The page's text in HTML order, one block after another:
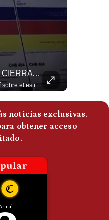
¿Qué Pasa Si Irán CIERRA El Estrecho De Ormuz? | #radar24
Un eventual control iraní sobre el estrecho de Ormuz cambiaría radicalmente el equilibrio de poder, así lo explicó el analista Roberto Heimovits. Además, explicó que países como Arabia Saudita, Qatar, Emiratos Árabes Unidos, Irak y Kuwait dependen de esa ruta para exportar petróleo, gas y fertilizantes. #Geopolitica #Irán #EstrechoDeOrmuz #Petroleo #NoticiasInternacionales #RobertoHeimovits #Shorts 👉 Suscríbete y activa la campana para no perderte nuestro análisis diario. 🌎 Síguenos en nuestras redes sociales: 📌 Web oficial: https://gestion.pe/mundo/ 📌 LinkedIn: http://bit.ly/3HYIET0 📌 X (Twitter): http://bit.ly/4noZtX9 📌 TikTok: http://bit.ly/4evB6TO